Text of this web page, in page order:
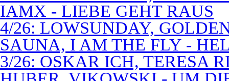
IAMX - LIEBE GEHT RAUS
4/26: LOWSUNDAY,
SAUNA, I AM THE FLY -
3/26: OSKAR ICH, TERESA